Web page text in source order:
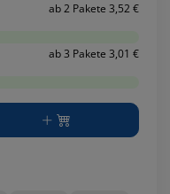
ab 2 Pakete 3,52 €
ab 3 Pakete 3,01 €